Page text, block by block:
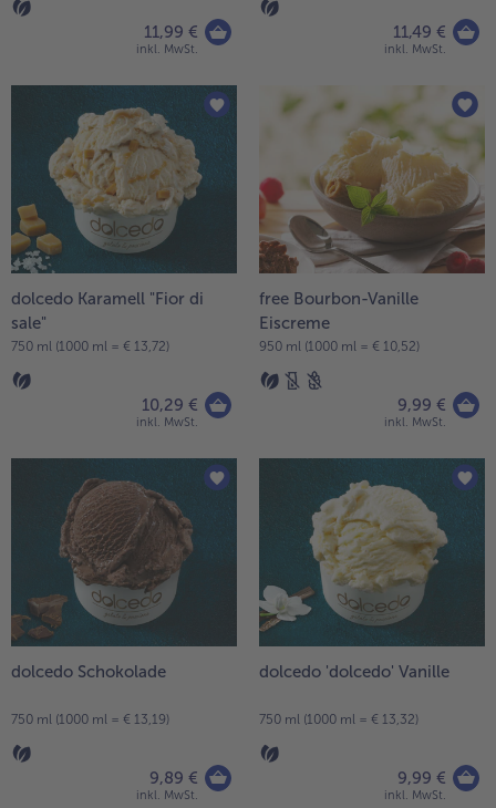
11,99 €
inkl. MwSt.
11,49 €
inkl. MwSt.
dolcedo Karamell "Fior di
sale"
750 ml (1000 ml = € 13,72)
10,29 €
inkl. MwSt.
free Bourbon-Vanille
Eiscreme
950 ml (1000 ml = € 10,52)
9,99 €
inkl. MwSt.
dolcedo Schokolade
750 ml (1000 ml = € 13,19)
9,89 €
inkl. MwSt.
dolcedo 'dolcedo' Vanille
750 ml (1000 ml = € 13,32)
9,99 €
inkl. MwSt.